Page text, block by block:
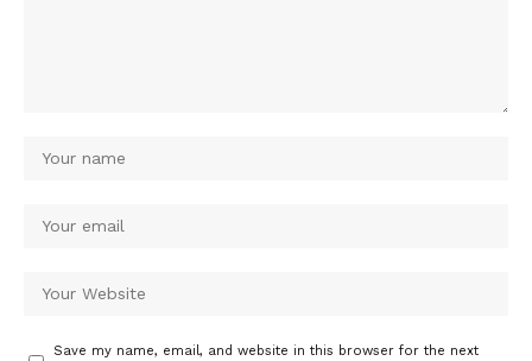
Save my name, email, and website in this browser for the next